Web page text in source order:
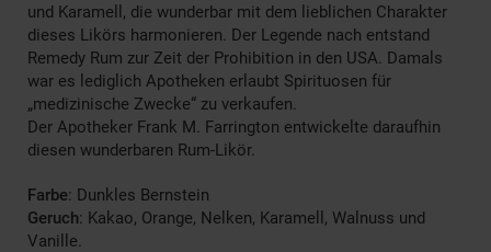
und Karamell, die wunderbar mit dem lieblichen Charakter
dieses Likörs harmonieren. Der Legende nach entstand
Remedy Rum zur Zeit der Prohibition in den USA. Damals
war es lediglich Apotheken erlaubt Spirituosen für
„medizinische Zwecke“ zu verkaufen.
Der Apotheker Frank M. Farrington entwickelte daraufhin
diesen wunderbaren Rum-Likör.
Farbe: Dunkles Bernstein
Geruch: Kakao, Orange, Nelken, Karamell, Walnuss und
Vanille.